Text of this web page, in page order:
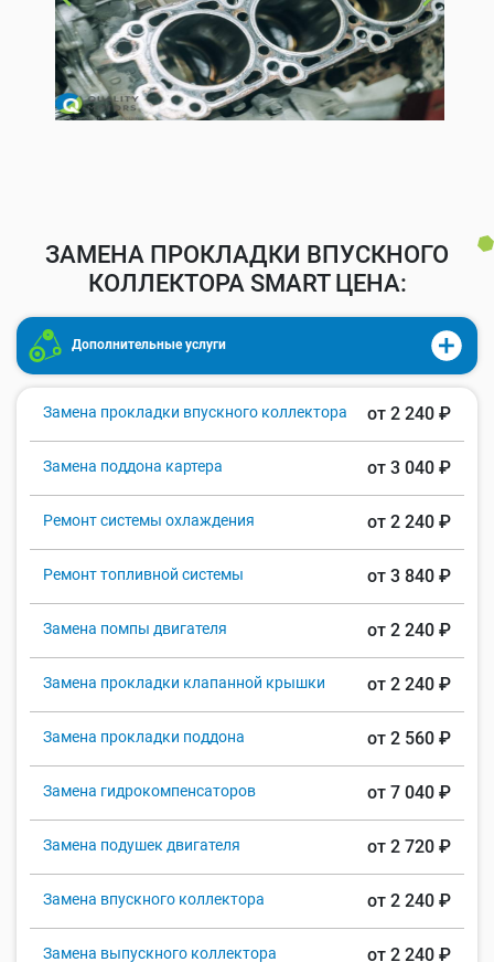
ЗАМЕНА ПРОКЛАДКИ ВПУСКНОГО
КОЛЛЕКТОРА SMART ЦЕНА:
Дополнительные услуги
Замена прокладки впускного коллектора от 2 240 ₽
Замена поддона картера от 3 040 ₽
Ремонт системы охлаждения от 2 240 ₽
Ремонт топливной системы от 3 840 ₽
Замена помпы двигателя от 2 240 ₽
Замена прокладки клапанной крышки от 2 240 ₽
Замена прокладки поддона от 2 560 ₽
Замена гидрокомпенсаторов от 7 040 ₽
Замена подушек двигателя от 2 720 ₽
Замена впускного коллектора от 2 240 ₽
Замена выпускного коллектора от 2 240 ₽